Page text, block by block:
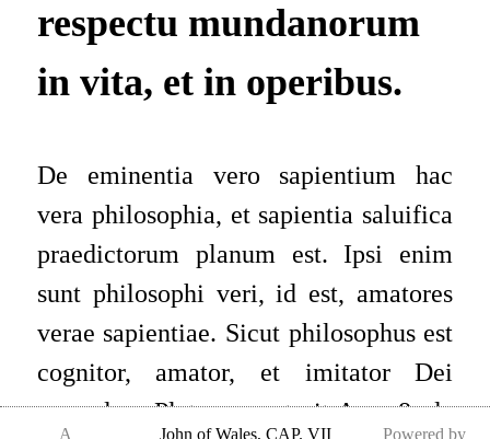
respectu mundanorum
in vita, et in operibus.
De eminentia vero sapientium hac
vera philosophia, et sapientia saluifica
praedictorum planum est. Ipsi enim
sunt philosophi veri, id est, amatores
verae sapientiae. Sicut philosophus est
cognitor, amator, et imitator Dei
secundum Platonem, vt ait Aug. 8. de
A John of Wales,CAP. VII Powered by